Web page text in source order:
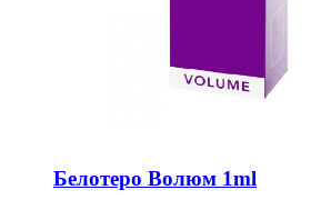
Белотеро Волюм 1ml